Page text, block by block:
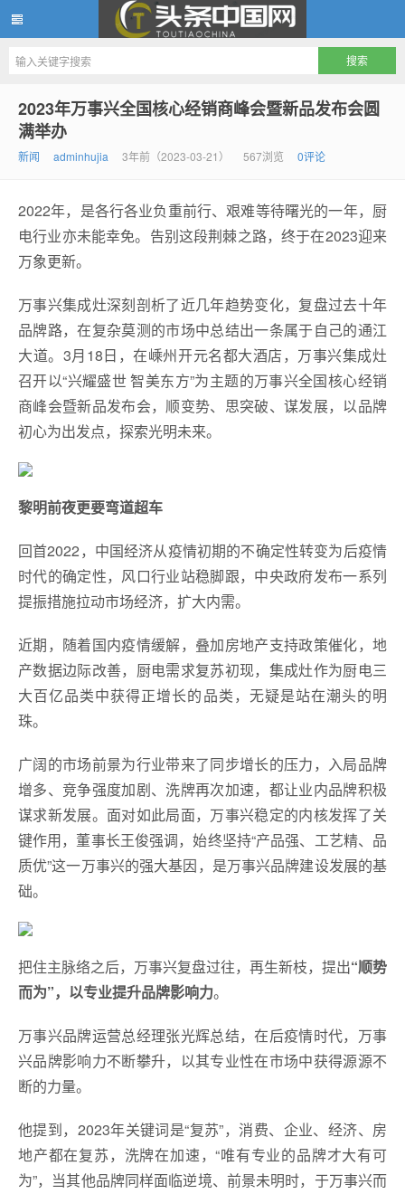
头条中国网
2023年万事兴全国核心经销商峰会暨新品发布会圆
满举办
新闻 adminhujia 3年前（2023-03-21） 567浏览 0评论
2022年，是各行各业负重前行、艰难等待曙光的一年，厨
电行业亦未能幸免。告别这段荆棘之路，终于在2023迎来
万象更新。
万事兴集成灶深刻剖析了近几年趋势变化，复盘过去十年
品牌路，在复杂莫测的市场中总结出一条属于自己的通江
大道。3月18日，在嵊州开元名都大酒店，万事兴集成灶
召开以“兴耀盛世 智美东方”为主题的万事兴全国核心经销
商峰会暨新品发布会，顺变势、思突破、谋发展，以品牌
初心为出发点，探索光明未来。
黎明前夜更要弯道超车
回首2022，中国经济从疫情初期的不确定性转变为后疫情
时代的确定性，风口行业站稳脚跟，中央政府发布一系列
提振措施拉动市场经济，扩大内需。
近期，随着国内疫情缓解，叠加房地产支持政策催化，地
产数据边际改善，厨电需求复苏初现，集成灶作为厨电三
大百亿品类中获得正增长的品类，无疑是站在潮头的明
珠。
广阔的市场前景为行业带来了同步增长的压力，入局品牌
增多、竞争强度加剧、洗牌再次加速，都让业内品牌积极
谋求新发展。面对如此局面，万事兴稳定的内核发挥了关
键作用，董事长王俊强调，始终坚持“产品强、工艺精、品
质优”这一万事兴的强大基因，是万事兴品牌建设发展的基
础。
把住主脉络之后，万事兴复盘过往，再生新枝，提出“顺势
而为”，以专业提升品牌影响力。
万事兴品牌运营总经理张光辉总结，在后疫情时代，万事
兴品牌影响力不断攀升，以其专业性在市场中获得源源不
断的力量。
他提到，2023年关键词是“复苏”，消费、企业、经济、房
地产都在复苏，洗牌在加速，“唯有专业的品牌才大有可
为”，当其他品牌同样面临逆境、前景未明时，于万事兴而